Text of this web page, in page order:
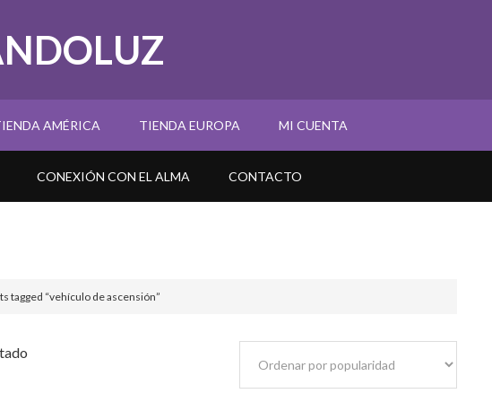
AMÉRICA TIENDA EUROPA MI CUENTA
CONEXIÓN CON EL ALMA CONTACTO
tagged “vehículo de ascensión”